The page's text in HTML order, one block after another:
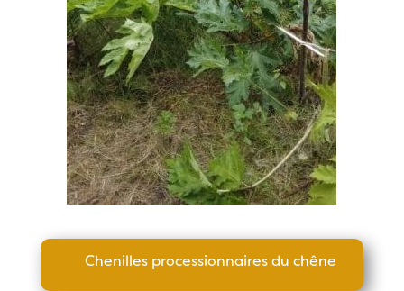
Chenilles processionnaires du chêne